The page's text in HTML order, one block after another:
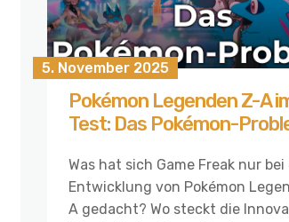
5. November 2025
Pokémon Legenden Z-A
Test: Das Pokémon-
Was hat sich Game Freak nur bei
Entwicklung von Pokémon
A gedacht? Wo steckt die